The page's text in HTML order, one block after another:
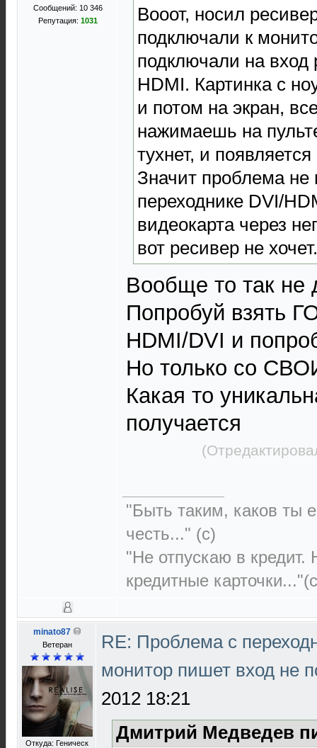
Сообщений: 10 346
Репутация: 1031
Вооот, носил
подключали к
подключали на вход
HDMI. Картинка с
и потом на экран,
нажимаешь на
тухнет, и
Значит проблема
переходнике DVI/
видеокарта через
вот ресивер не хочет.
Вообще то так не
Попробуй взять
HDMI/DVI и
Но только со
Какая то
получается
"Быть таким, каков ты
честь..." (c)
"Не отпускаю в
кредитные
minato87
Ветеран
Откуда: Геническ
RE: Проблема с
монитор пишет вход не
2012 18:21
Дмитрий Медведев